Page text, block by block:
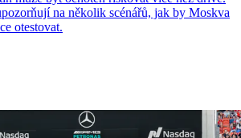
na několik scénářů, jak by Moskva
otestovat.